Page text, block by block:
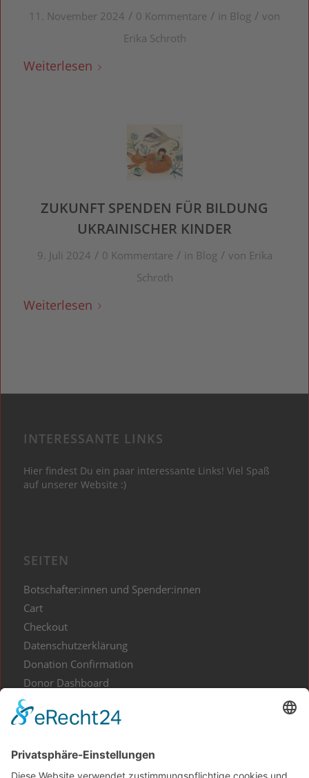
11. November 2024 / 0 Kommentare / in Blog / von
Erika Schroth
Weiterlesen
ZUKUNFT SPENDEN FÜR BILDUNG
UKRAINISCHER KINDER
9. Juli 2024 / 0 Kommentare / in Blog / von Erika
Schroth
Weiterlesen
INTERESSANTE LINKS
Hier findest Du ein paar interessante Links! Viel Spaß
auf unserer Website :)
SEITEN
Botschafter:innen und Spender:innen
Cart
Checkout
Datenschutzerklärung
Donation Confirmation
Donor Dashboard
Events
Gesundes aus Kunst und Kultur
Impressum